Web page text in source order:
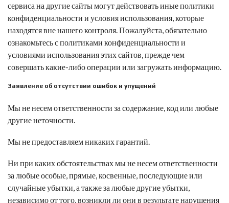
сервиса на другие сайты могут действовать иные политики
конфиденциальности и условия использования, которые
находятся вне нашего контроля. Пожалуйста, обязательно
ознакомьтесь с политиками конфиденциальности и
условиями использования этих сайтов, прежде чем
совершать какие-либо операции или загружать информацию.
Заявление об отсутствии ошибок и упущений
Мы не несем ответственности за содержание, код или любые
другие неточности.
Мы не предоставляем никаких гарантий.
Ни при каких обстоятельствах мы не несем ответственности
за любые особые, прямые, косвенные, последующие или
случайные убытки, а также за любые другие убытки,
независимо от того, возникли ли они в результате нарушения